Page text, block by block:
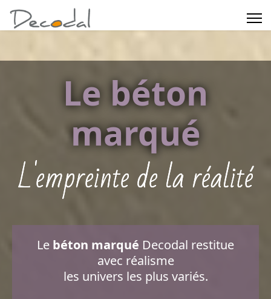
Le béton
marqué
L'empreinte de la réalité
Le béton marqué Decodal restitue
avec réalisme
les univers les plus variés.